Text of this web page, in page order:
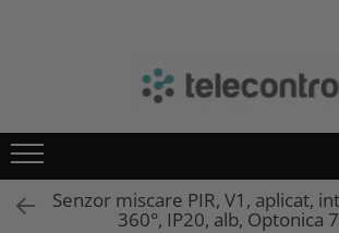
Teletask
IntelightSenzor miscare PIR, V1, aplicat,
360°, IP20, alb, Optonica